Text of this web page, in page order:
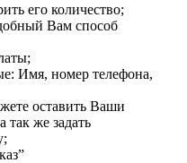
его количество;
Вам способ
Имя, номер телефона,
оставить Ваши
так же задать